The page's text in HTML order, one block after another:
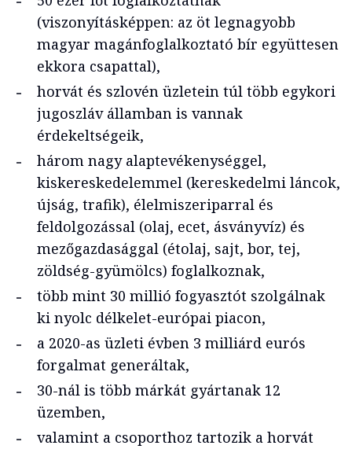
(viszonyításképpen: az öt legnagyobb
magyar magánfoglalkoztató bír együttesen
ekkora csapattal),
horvát és szlovén üzletein túl több egykori
jugoszláv államban is vannak
érdekeltségeik,
három nagy alaptevékenységgel,
kiskereskedelemmel (kereskedelmi láncok,
újság, trafik), élelmiszeriparral és
feldolgozással (olaj, ecet, ásványvíz) és
mezőgazdasággal (étolaj, sajt, bor, tej,
zöldség-gyümölcs) foglalkoznak,
több mint 30 millió fogyasztót szolgálnak
ki nyolc délkelet-európai piacon,
a 2020-as üzleti évben 3 milliárd eurós
forgalmat generáltak,
30-nál is több márkát gyártanak 12
üzemben,
valamint a csoporthoz tartozik a horvát